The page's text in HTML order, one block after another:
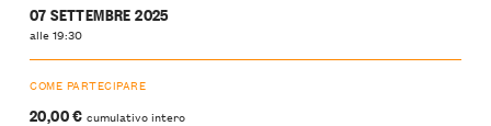
07 SETTEMBRE 2025
alle 19:30
COME PARTECIPARE
20,00 € cumulativo intero